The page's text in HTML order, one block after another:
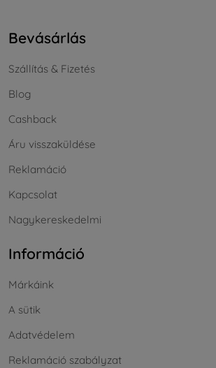
Bevásárlás
Szállítás & Fizetés
Blog
Cashback
Áru visszaküldése
Reklamáció
Kapcsolat
Nagykereskedelmi
Információ
Márkáink
A sütik
Adatvédelem
Reklamáció szabályzat